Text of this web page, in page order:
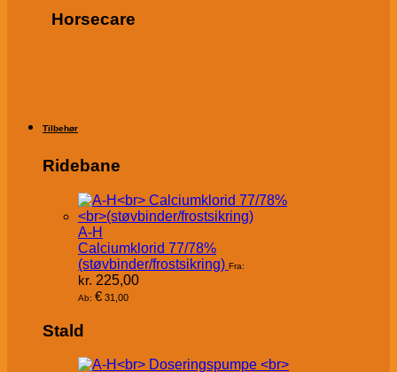
Horsecare
Tilbehør
Ridebane
A-H
Calciumklorid 77/78%
(støvbinder/frostsikring) Fra:
kr. 225,00
Ab: € 31,00
Stald